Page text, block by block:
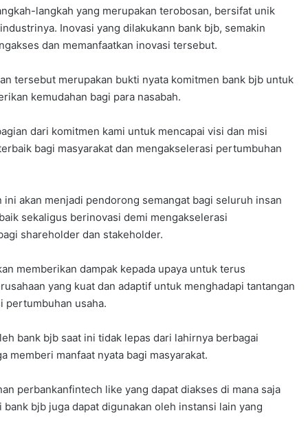
langkah yang merupakan terobosan, bersifat unik
Inovasi yang dilakukann bank bjb, semakin
dan memanfaatkan inovasi tersebut.
tersebut merupakan bukti nyata komitmen bank bjb untuk
kemudahan bagi para nasabah.
dari komitmen kami untuk mencapai visi dan misi
bagi masyarakat dan mengakselerasi pertumbuhan
akan menjadi pendorong semangat bagi seluruh insan
sekaligus berinovasi demi mengakselerasi
shareholder dan stakeholder.
memberikan dampak kepada upaya untuk terus
yang kuat dan adaptif untuk menghadapi tantangan
pertumbuhan usaha.
bank bjb saat ini tidak lepas dari lahirnya berbagai
memberi manfaat nyata bagi masyarakat.
perbankanfintech like yang dapat diakses di mana saja
bjb juga dapat digunakan oleh instansi lain yang